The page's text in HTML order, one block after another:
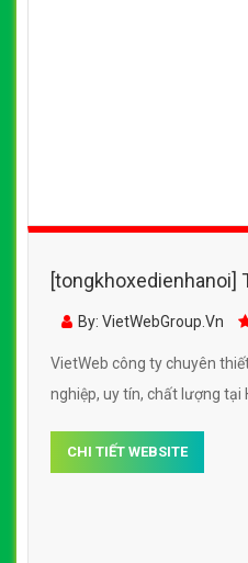
[tongkhoxedienhanoi]
Bảo Nam đẹp, chuyên
By: VietWebGroup.Vn
VietWeb công ty chuyên
nghiệp, uy tín, chất lượng tại
CHI TIẾT WEBSITE